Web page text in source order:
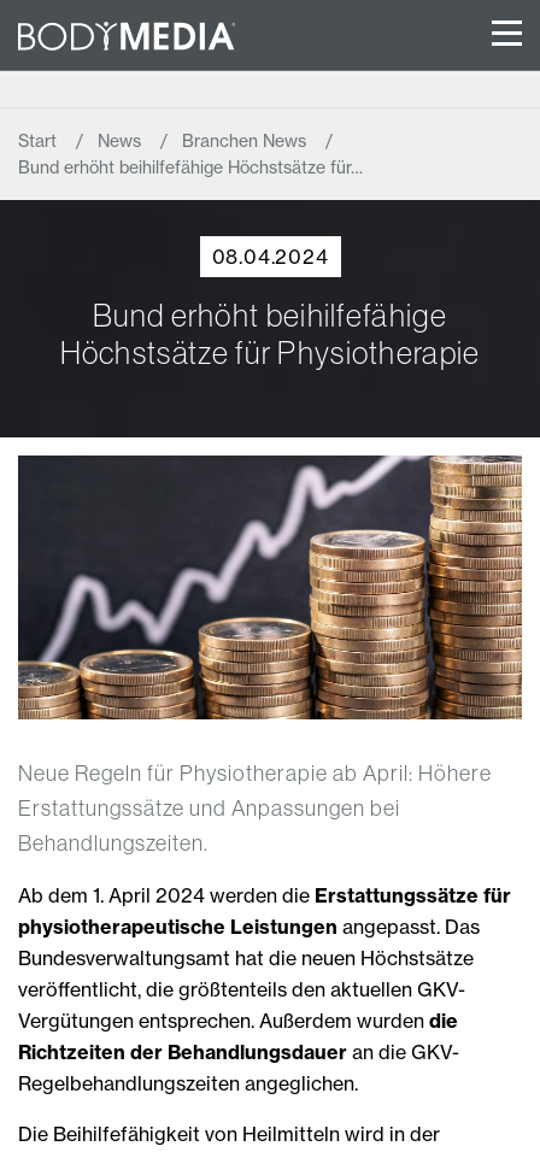
Start News
Branchen News
Bund erhöht beihilfefähige Höchstsätze für…
08.04.2024
Bund erhöht beihilfefähige
Höchstsätze für Physiotherapie
Neue Regeln für Physiotherapie ab April: Höhere
Erstattungssätze und Anpassungen bei
Behandlungszeiten.
Ab dem 1. April 2024 werden die Erstattungssätze für
physiotherapeutische Leistungen angepasst. Das
Bundesverwaltungsamt hat die neuen Höchstsätze
veröffentlicht, die größtenteils den aktuellen GKV-
Vergütungen entsprechen. Außerdem wurden die
Richtzeiten der Behandlungsdauer an die GKV-
Regelbehandlungszeiten angeglichen.
Die Beihilfefähigkeit von Heilmitteln wird in der